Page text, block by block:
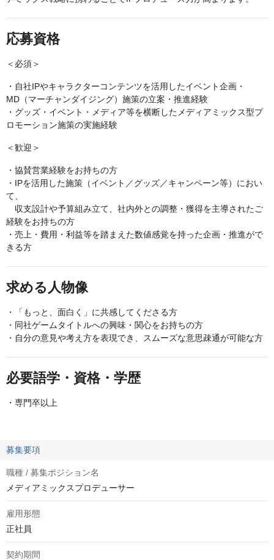
応募資格
＜必須＞
・自社IPやキャラクターコンテンツを活用したイベント企画・
MD（マーチャンダイジング）施策の立案・推進経験
・グッズ・イベント・メディア等を横断したメディアミックス型プ
ロモーション施策の実施経験
＜歓迎＞
・協賛営業経験をお持ちの方
・IPを活用した施策（イベント／グッズ／キャンペーン等）におい
て、
収支設計や予算組み立て、社内外との調整・獲得を主導されたご
経験をお持ちの方
・売上・費用・利益等を踏まえた数値感覚を持った企画・推進がで
きる方
求める人物像
・「もっと、面白く」に共感してくださる方
・同社ゲームタイトルへの興味・関心をお持ちの方
・自分の意見や考え方を表現でき、スムーズな意思疎通が可能な方
必要語学・資格・学歴
・専門卒以上
募集要項
職種 / 募集ポジション名
メディアミックスプロデューサー
雇用形態
正社員
契約期間